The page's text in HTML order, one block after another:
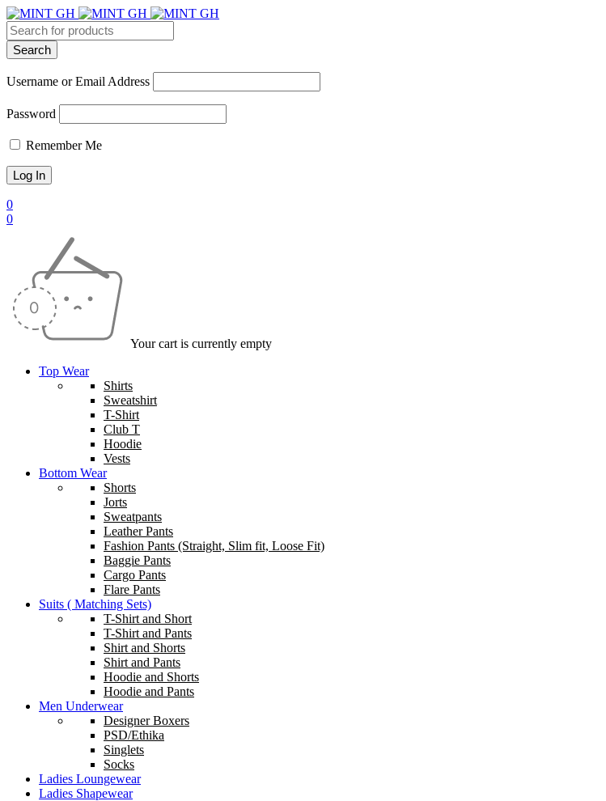
Username or Email Address
Password
Remember Me
0
0
Your cart is currently empty
Top Wear
Shirts
Sweatshirt
T-Shirt
Club T
Hoodie
Vests
Bottom Wear
Shorts
Jorts
Sweatpants
Leather Pants
Fashion Pants (Straight, Slim fit, Loose Fit)
Baggie Pants
Cargo Pants
Flare Pants
Suits ( Matching Sets)
T-Shirt and Short
T-Shirt and Pants
Shirt and Shorts
Shirt and Pants
Hoodie and Shorts
Hoodie and Pants
Men Underwear
Designer Boxers
PSD/Ethika
Singlets
Socks
Ladies Loungewear
Ladies Shapewear